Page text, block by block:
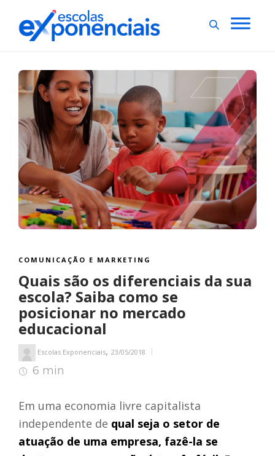
COMUNICAÇÃO E MARKETING
Quais são os diferenciais da sua
escola? Saiba como se
posicionar no mercado
educacional
Escolas Exponenciais, 23/05/2018
6 min
Em uma economia livre capitalista
independente de qual seja o setor de
atuação de uma empresa, fazê-la se